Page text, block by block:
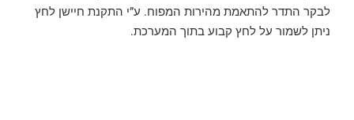
לבקר התדר להתאמת מהירות המפוח. ע”י התקנת חיישן לחץ
ניתן לשמור על לחץ קבוע בתוך המערכת.